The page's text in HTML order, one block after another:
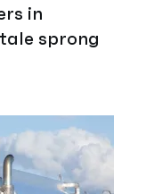
in
sprong